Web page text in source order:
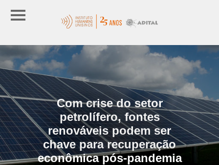
Com crise do setor
petrolífero, fontes
renováveis podem ser
chave para recuperação
econômica pós-pandemia